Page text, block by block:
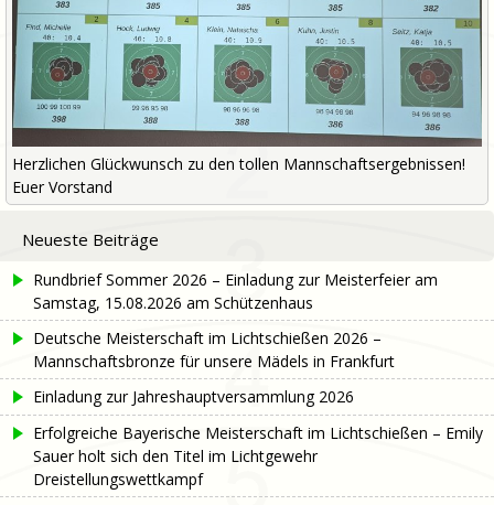
Herzlichen Glückwunsch zu den tollen Mannschaftsergebnissen!
Euer Vorstand
Neueste Beiträge
Rundbrief Sommer 2026 – Einladung zur Meisterfeier am
Samstag, 15.08.2026 am Schützenhaus
Deutsche Meisterschaft im Lichtschießen 2026 –
Mannschaftsbronze für unsere Mädels in Frankfurt
Einladung zur Jahreshauptversammlung 2026
Erfolgreiche Bayerische Meisterschaft im Lichtschießen – Emily
Sauer holt sich den Titel im Lichtgewehr
Dreistellungswettkampf